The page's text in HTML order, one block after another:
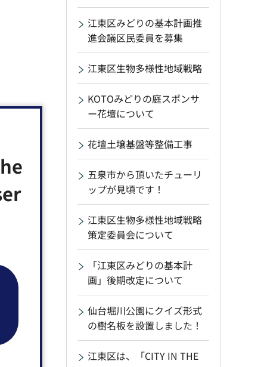
江東区みどりの基本計画推
進会議区民委員を募集
江東区生物多様性地域戦略
KOTOみどりの庭スポンサ
ー花壇について
花壇土壌基盤等整備工事
五泉市から頂いたチューリ
ップが見頃です！
江東区生物多様性地域戦略
策定委員会について
「江東区みどりの基本計
画」後期改定について
仙台堀川公園にクイズ形式
の樹名板を設置しました！
江東区は、「CITY IN THE